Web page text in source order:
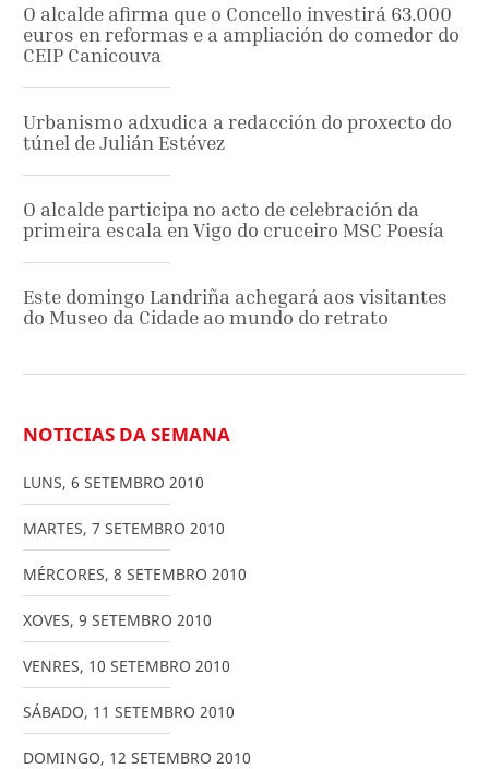
O alcalde afirma que o Concello investirá 63.000
euros en reformas e a ampliación do comedor do
CEIP Canicouva
Urbanismo adxudica a redacción do proxecto do
túnel de Julián Estévez
O alcalde participa no acto de celebración da
primeira escala en Vigo do cruceiro MSC Poesía
Este domingo Landriña achegará aos visitantes
do Museo da Cidade ao mundo do retrato
NOTICIAS DA SEMANA
LUNS, 6 SETEMBRO 2010
MARTES, 7 SETEMBRO 2010
MÉRCORES, 8 SETEMBRO 2010
XOVES, 9 SETEMBRO 2010
VENRES, 10 SETEMBRO 2010
SÁBADO, 11 SETEMBRO 2010
DOMINGO, 12 SETEMBRO 2010